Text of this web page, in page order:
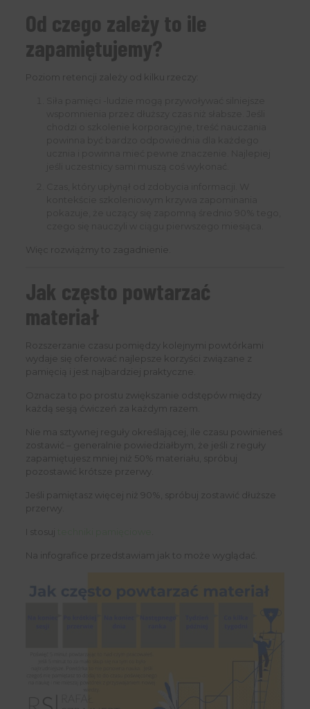
Od czego zależy to ile
zapamiętujemy?
Poziom retencji zależy od kilku rzeczy:
Więc rozwiążmy to zagadnienie.
Jak często powtarzać
materiał
Rozszerzanie czasu pomiędzy kolejnymi powtórkami
wydaje się oferować najlepsze korzyści związane z
pamięcią i jest najbardziej praktyczne.
Oznacza to po prostu zwiększanie odstępów między
każdą sesją ćwiczeń za każdym razem.
Nie ma sztywnej reguły określającej, ile czasu powinieneś
zostawić – generalnie powiedziałbym, że jeśli z reguły
zapamiętujesz mniej niż 50% materiału, spróbuj
pozostawić krótsze przerwy.
Jeśli pamiętasz więcej niż 90%, spróbuj zostawić dłuższe
przerwy.
I stosuj
Na infografice przedstawiam jak to może wyglądać.